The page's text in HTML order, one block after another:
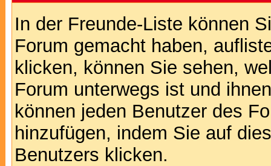
In der Freunde-Liste können
Forum gemacht haben,
klicken, können Sie sehen,
Forum unterwegs ist und
können jeden Benutzer des
hinzufügen, indem Sie auf
Benutzers klicken.